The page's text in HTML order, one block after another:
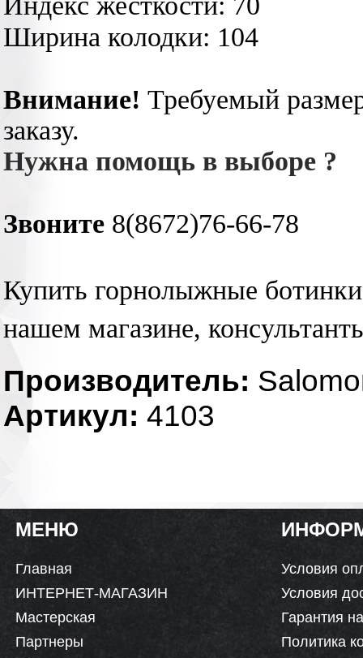
Ширина колодки: 104
Внимание! Требуемый
заказу.
Нужна помощь в выборе ?
Звоните 8(8672)76-66-78
Купить горнолыжные
нашем магазине,
Производитель:
Артикул: 4103
МЕНЮ
Главная
Условия
ИНТЕРНЕТ-МАГАЗИН
Условия
Мастерская
Гарантия
Партнеры
Политика